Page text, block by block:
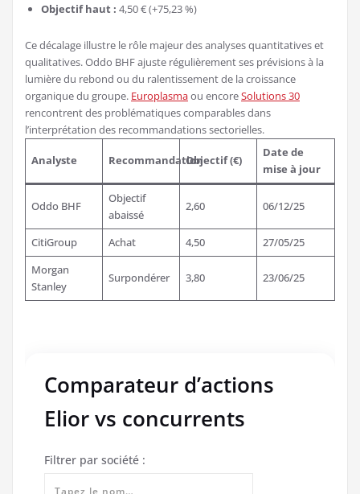
Objectif haut : 4,50 € (+75,23 %)
Ce décalage illustre le rôle majeur des analyses quantitatives et
qualitatives. Oddo BHF ajuste régulièrement ses prévisions à la
lumière du rebond ou du ralentissement de la croissance
organique du groupe. Europlasmaou encoreSolutions 30
rencontrent des problématiques comparables dans
l’interprétation des recommandations sectorielles.
Analyste RecommandationObjectif (€)
Date de
mise à jour
Oddo BHF
Objectif
abaissé
2,60 06/12/25
CitiGroup Achat 4,50
27/05/25
Morgan
Stanley
Surpondérer 3,80 23/06/25
Comparateur d’actions
Elior vs concurrents
Filtrer par société :